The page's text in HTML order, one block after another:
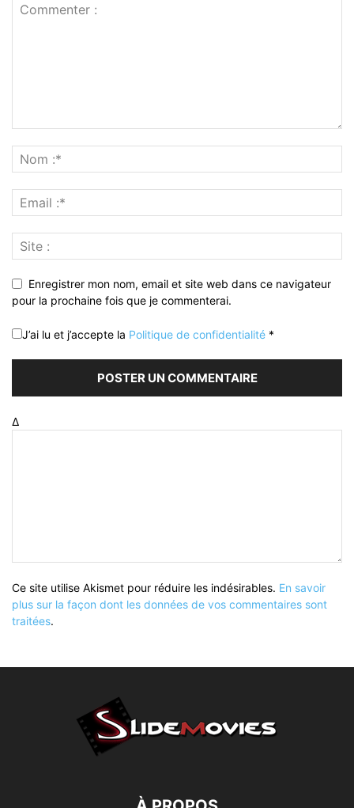
Enregistrer mon nom, email et site web dans ce navigateur
pour la prochaine fois que je commenterai.
J’ai lu et j’accepte la Politique de confidentialité *
Δ
Ce site utilise Akismet pour réduire les indésirables. En savoir
plus sur la façon dont les données de vos commentaires sont
traitées.